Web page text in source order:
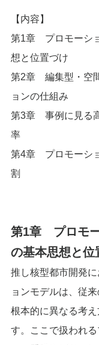
【内容】
第1章　プロモーシ
想と位置づけ
第2章　編集型・空
ョンの仕組み
第3章　事例に見る
率
第4章　プロモーシ
割
第1章　プロモ
の基本思想と位
推し核型都市開発
ョンモデルは、従
根本的に異なる考
す。ここで扱われ